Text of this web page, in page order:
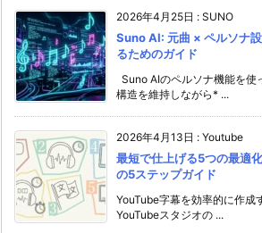
2026年4月25日 : SUNO
Suno AI: 元曲 × ペルソナ
るためのガイド
Suno AIのペルソナ機能を使
構造を維持しながら* ...
2026年4月13日 : Youtube
最短で仕上げる5つの最適
の5ステップガイド
YouTube字幕を効率的に作成
YouTubeスタジオの ...